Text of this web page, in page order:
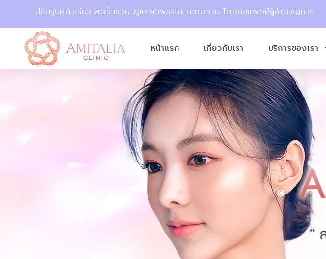
ปรับรูปหน้าเรียว ลดริ้วรอย ดูแลผิวพรรณ ความงาม โดยทีมแพทย์ผู้ชำนาญการ
หน้าแรก เกี่ยวกับเรา บริการของเรา